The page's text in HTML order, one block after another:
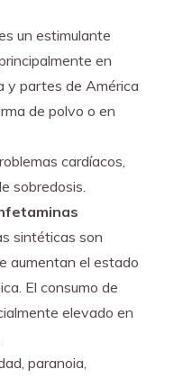
un estimulante
en
y partes de América
de polvo o en
cardíacos,
sobredosis.
sintéticas son
aumentan el estado
El consumo de
elevado en
paranoia,